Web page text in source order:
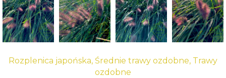
Rozplenica japońska, Średnie trawy ozdobne, Trawy
ozdobne